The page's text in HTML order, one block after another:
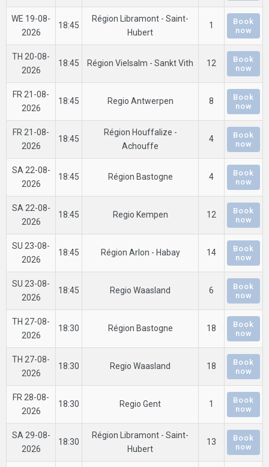
WE 19-08-
2026
18:45
Région Libramont - Saint-
Hubert
1
Book
now
TH 20-08-
2026
18:45 Région Vielsalm - Sankt Vith 12
Book
now
FR 21-08-
2026
18:45 Regio Antwerpen 8
Book
now
FR 21-08-
2026
18:45
Région Houffalize -
Achouffe
4
Book
now
SA 22-08-
2026
18:45 Région Bastogne 4
Book
now
SA 22-08-
2026
18:45 Regio Kempen 12
Book
now
SU 23-08-
2026
18:45 Région Arlon - Habay 14
Book
now
SU 23-08-
2026
18:45 Regio Waasland 6
Book
now
TH 27-08-
2026
18:30 Région Bastogne 18
Book
now
TH 27-08-
2026
18:30 Regio Waasland 18
Book
now
FR 28-08-
2026
18:30 Regio Gent 1
Book
now
SA 29-08-
2026
18:30
Région Libramont - Saint-
Hubert
13
Book
now